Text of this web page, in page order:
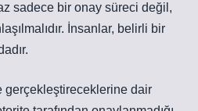
sadece bir onay süreci değil,
İnsanlar, belirli bir
gerçekleştireceklerine dair